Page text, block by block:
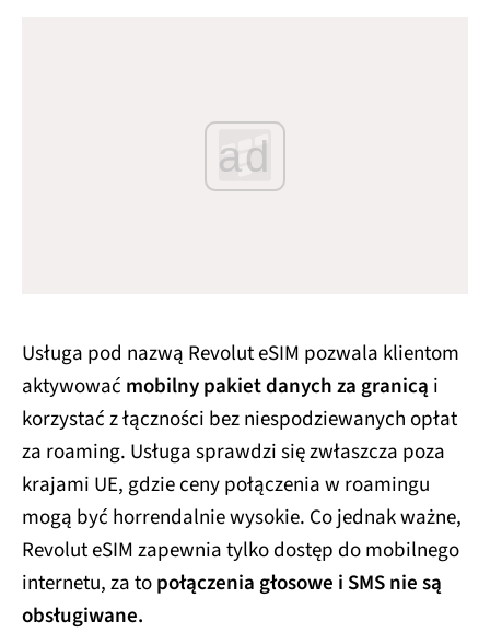
ad
Usługa pod nazwą Revolut eSIM pozwala klientom
aktywować mobilny pakiet danych za granicą i
korzystać z łączności bez niespodziewanych opłat
za roaming. Usługa sprawdzi się zwłaszcza poza
krajami UE, gdzie ceny połączenia w roamingu
mogą być horrendalnie wysokie. Co jednak ważne,
Revolut eSIM zapewnia tylko dostęp do mobilnego
internetu, za topołączenia głosowe i SMS nie są
obsługiwane.